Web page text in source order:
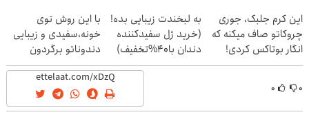
این کرم جلبک، جوری
چروکاتو صاف میکنه که
انگار بوتاکس کردی!
(تخفیف ویژه)
به لبخندت زیبایی بده!
(خرید ژل سفیدکننده
دندان با40%تخفیف)
با این روش توی
خونه،سفیدی و زیبایی
دندوناتو برگردون
(40%off)
۰ ۰